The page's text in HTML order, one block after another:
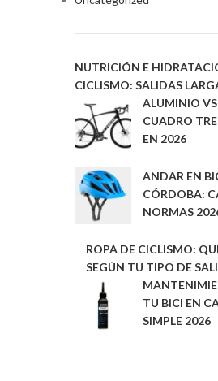
NUTRICIÓN E
CICLISMO: SALIDAS
ALUMINIO
CUADRO
EN 2026
ANDAR EN
CÓRDOBA:
NORMAS
ROPA DE CICLISMO:
SEGÚN TU TIPO DE
TU BICI EN
SIMPLE 2026